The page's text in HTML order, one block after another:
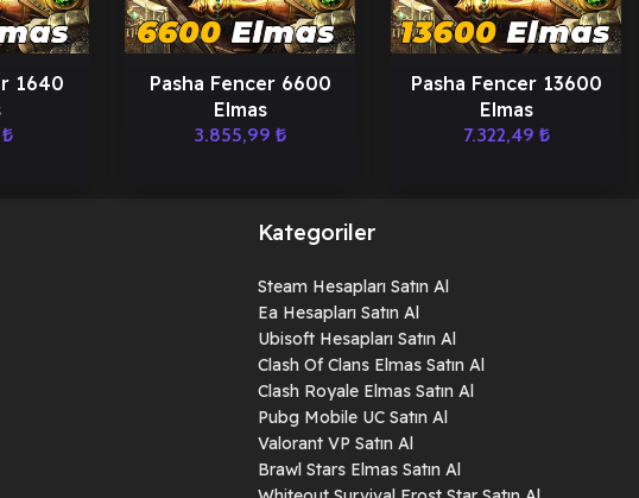
1640
₺
Pasha Fencer 6600
Elmas
3.855,99 ₺
Pasha Fencer 13600
Elmas
7.322,49 ₺
Kategoriler
Steam Hesapları Satın Al
Ea Hesapları Satın Al
Ubisoft Hesapları Satın Al
Clash Of Clans Elmas Satın Al
Clash Royale Elmas Satın Al
Pubg Mobile UC Satın Al
Valorant VP Satın Al
Brawl Stars Elmas Satın Al